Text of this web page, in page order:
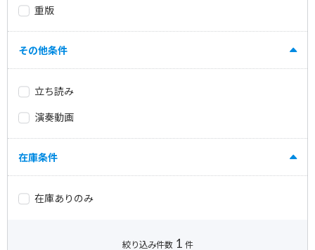
重版
その他条件
立ち読み
演奏動画
在庫条件
在庫ありのみ
絞り込み件数 1 件